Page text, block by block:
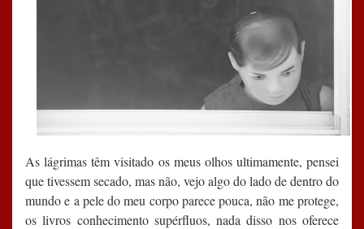
As lágrimas têm visitado os meus olhos ultimamente, pensei
que tivessem secado, mas não, vejo algo do lado de dentro do
mundo e a pele do meu corpo parece pouca, não me protege,
os livros conhecimento supérfluos, nada disso nos oferece